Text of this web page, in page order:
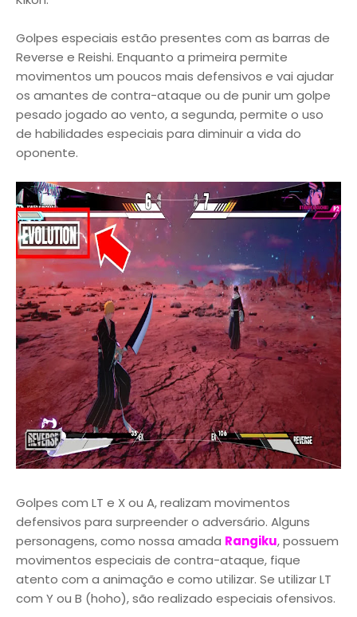
Golpes especiais estão presentes com as barras de
Reverse e Reishi. Enquanto a primeira permite
movimentos um poucos mais defensivos e vai ajudar
os amantes de contra-ataque ou de punir um golpe
pesado jogado ao vento, a segunda, permite o uso
de habilidades especiais para diminuir a vida do
oponente.
Golpes com LT e X ou A, realizam movimentos
defensivos para surpreender o adversário. Alguns
personagens, como nossa amada Rangiku, possuem
movimentos especiais de contra-ataque, fique
atento com a animação e como utilizar. Se utilizar LT
com Y ou B (hoho), são realizado especiais ofensivos.